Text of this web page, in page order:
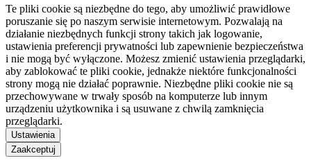
Te pliki cookie są niezbędne do tego, aby umożliwić prawidłowe
poruszanie się po naszym serwisie internetowym. Pozwalają na
działanie niezbędnych funkcji strony takich jak logowanie,
ustawienia preferencji prywatności lub zapewnienie bezpieczeństwa
i nie mogą być wyłączone. Możesz zmienić ustawienia przeglądarki,
aby zablokować te pliki cookie, jednakże niektóre funkcjonalności
strony mogą nie działać poprawnie. Niezbędne pliki cookie nie są
przechowywane w trwały sposób na komputerze lub innym
urządzeniu użytkownika i są usuwane z chwilą zamknięcia
przeglądarki.
Ustawienia
Zaakceptuj